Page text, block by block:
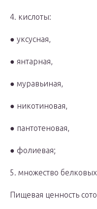
4. кислоты:
● уксусная,
● янтарная,
● муравьиная,
● никотиновая,
● пантотеновая,
● фолиевая;
5. множество
Пищевая ценность